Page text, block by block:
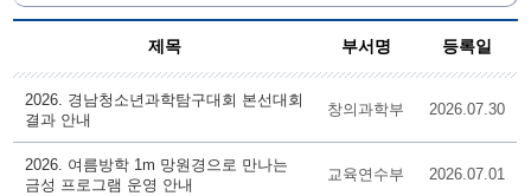
제목 부서명 등록일
2026. 경남청소년과학탐구대회 본선대회
결과 안내
창의과학부 2026.07.30
2026. 여름방학 1m 망원경으로 만나는
금성 프로그램 운영 안내
교육연수부 2026.07.01